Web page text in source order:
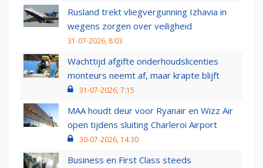
Rusland trekt vliegvergunning Izhavia in
wegens zorgen over veiligheid
31-07-2026, 8:03
Wachttijd afgifte onderhoudslicenties
monteurs neemt af, maar krapte blijft
31-07-2026, 7:15
MAA houdt deur voor Ryanair en Wizz Air
open tijdens sluiting Charleroi Airport
30-07-2026, 14:30
Business en First Class steeds